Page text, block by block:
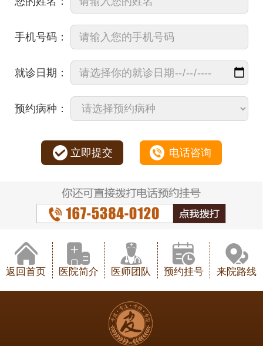
手机号码：
就诊日期：
预约病种：
立即提交 电话咨询
返回首页 医院简介 医师团队 预约挂号 来院路线